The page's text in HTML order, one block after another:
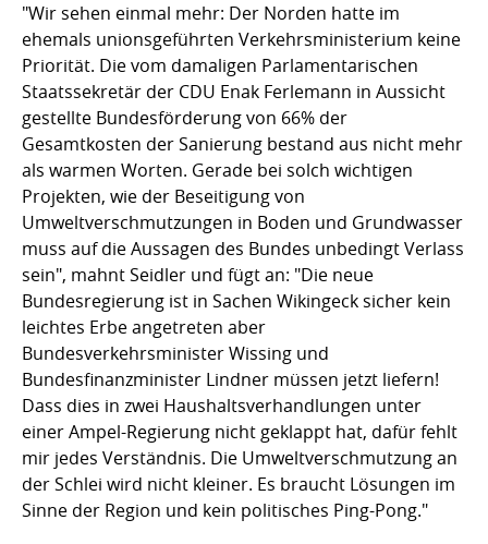
"Wir sehen einmal mehr: Der Norden hatte im
ehemals unionsgeführten Verkehrsministerium keine
Priorität. Die vom damaligen Parlamentarischen
Staatssekretär der CDU Enak Ferlemann in Aussicht
gestellte Bundesförderung von 66% der
Gesamtkosten der Sanierung bestand aus nicht mehr
als warmen Worten. Gerade bei solch wichtigen
Projekten, wie der Beseitigung von
Umweltverschmutzungen in Boden und Grundwasser
muss auf die Aussagen des Bundes unbedingt Verlass
sein", mahnt Seidler und fügt an: "Die neue
Bundesregierung ist in Sachen Wikingeck sicher kein
leichtes Erbe angetreten aber
Bundesverkehrsminister Wissing und
Bundesfinanzminister Lindner müssen jetzt liefern!
Dass dies in zwei Haushaltsverhandlungen unter
einer Ampel-Regierung nicht geklappt hat, dafür fehlt
mir jedes Verständnis. Die Umweltverschmutzung an
der Schlei wird nicht kleiner. Es braucht Lösungen im
Sinne der Region und kein politisches Ping-Pong."